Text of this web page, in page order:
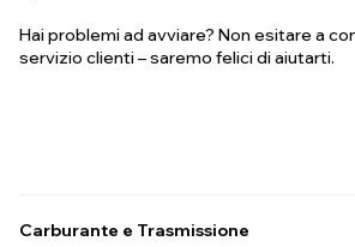
Hai problemi ad avviare? Non esitare a
servizio clienti – saremo felici di aiutarti.
Carburante e Trasmissione